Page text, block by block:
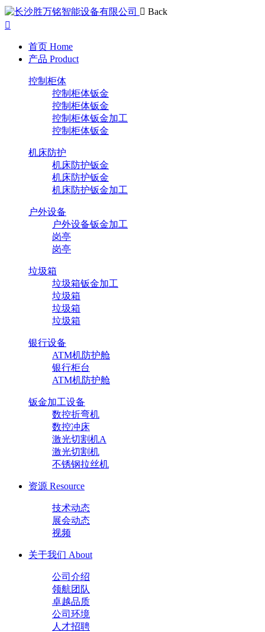
Back
首页 Home
产品 Product
控制柜体
控制柜体钣金
控制柜体钣金
控制柜体钣金加工
控制柜体钣金
机床防护
机床防护钣金
机床防护钣金
机床防护钣金加工
户外设备
户外设备钣金加工
岗亭
岗亭
垃圾箱
垃圾箱钣金加工
垃圾箱
垃圾箱
垃圾箱
银行设备
ATM机防护舱
银行柜台
ATM机防护舱
钣金加工设备
数控折弯机
数控冲床
激光切割机A
激光切割机
不锈钢拉丝机
资源 Resource
技术动态
展会动态
视频
关于我们 About
公司介绍
领航团队
卓越品质
公司环境
人才招聘